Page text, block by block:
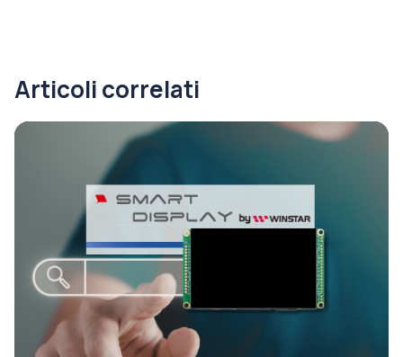
Articoli correlati